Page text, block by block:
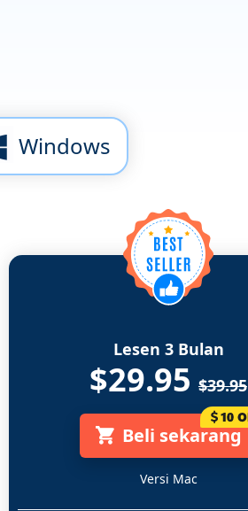
Windows
Lesen 3 Bulan
$29.95 $39.95
Beli sekarang
Versi Mac